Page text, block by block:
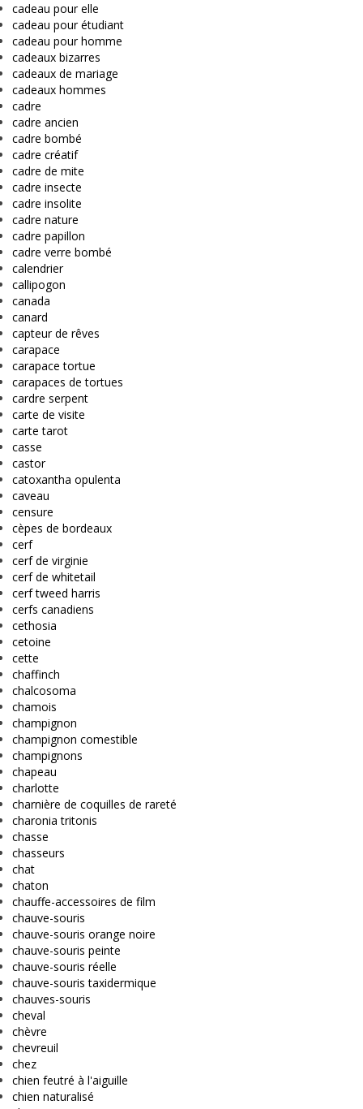
cadeau pour elle
cadeau pour étudiant
cadeau pour homme
cadeaux bizarres
cadeaux de mariage
cadeaux hommes
cadre
cadre ancien
cadre bombé
cadre créatif
cadre de mite
cadre insecte
cadre insolite
cadre nature
cadre papillon
cadre verre bombé
calendrier
callipogon
canada
canard
capteur de rêves
carapace
carapace tortue
carapaces de tortues
cardre serpent
carte de visite
carte tarot
casse
castor
catoxantha opulenta
caveau
censure
cèpes de bordeaux
cerf
cerf de virginie
cerf de whitetail
cerf tweed harris
cerfs canadiens
cethosia
cetoine
cette
chaffinch
chalcosoma
chamois
champignon
champignon comestible
champignons
chapeau
charlotte
charnière de coquilles de rareté
charonia tritonis
chasse
chasseurs
chat
chaton
chauffe-accessoires de film
chauve-souris
chauve-souris orange noire
chauve-souris peinte
chauve-souris réelle
chauve-souris taxidermique
chauves-souris
cheval
chèvre
chevreuil
chez
chien feutré à l'aiguille
chien naturalisé